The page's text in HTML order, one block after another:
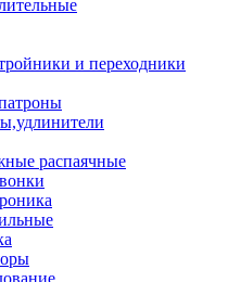
и переходники
распаячные